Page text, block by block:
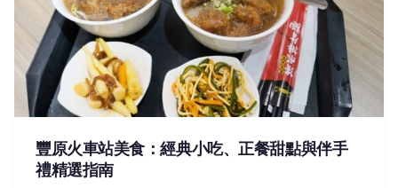
豐原火車站美食：經典小吃、正餐甜點與伴手
禮精選指南